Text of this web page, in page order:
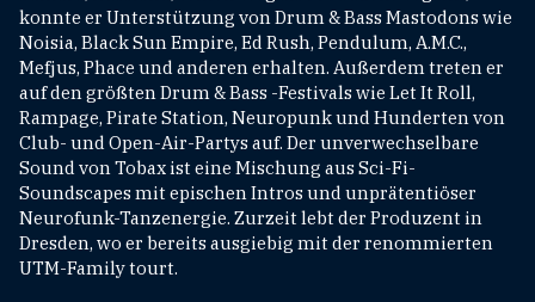
konnte er Unterstützung von Drum & Bass Mastodons wie
Noisia, Black Sun Empire, Ed Rush, Pendulum, A.M.C.,
Mefjus, Phace und anderen erhalten. Außerdem treten er
auf den größten Drum & Bass -Festivals wie Let It Roll,
Rampage, Pirate Station, Neuropunk und Hunderten von
Club- und Open-Air-Partys auf. Der unverwechselbare
Sound von Tobax ist eine Mischung aus Sci-Fi-
Soundscapes mit epischen Intros und unprätentiöser
Neurofunk-Tanzenergie. Zurzeit lebt der Produzent in
Dresden, wo er bereits ausgiebig mit der renommierten
UTM-Family tourt.